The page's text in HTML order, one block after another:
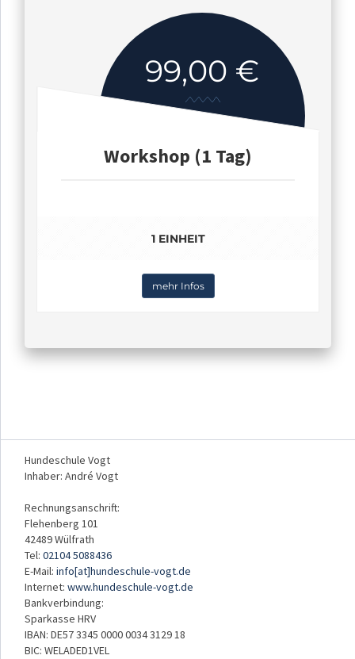
99,00 €
Workshop (1 Tag)
1 EINHEIT
mehr Infos
Hundeschule Vogt
Inhaber: André Vogt
Rechnungsanschrift:
Flehenberg 101
42489 Wülfrath
Tel: 02104 5088436
E-Mail: info[at]hundeschule-vogt.de
Internet: www.hundeschule-vogt.de
Bankverbindung:
Sparkasse HRV
IBAN: DE57 3345 0000 0034 3129 18
BIC: WELADED1VEL